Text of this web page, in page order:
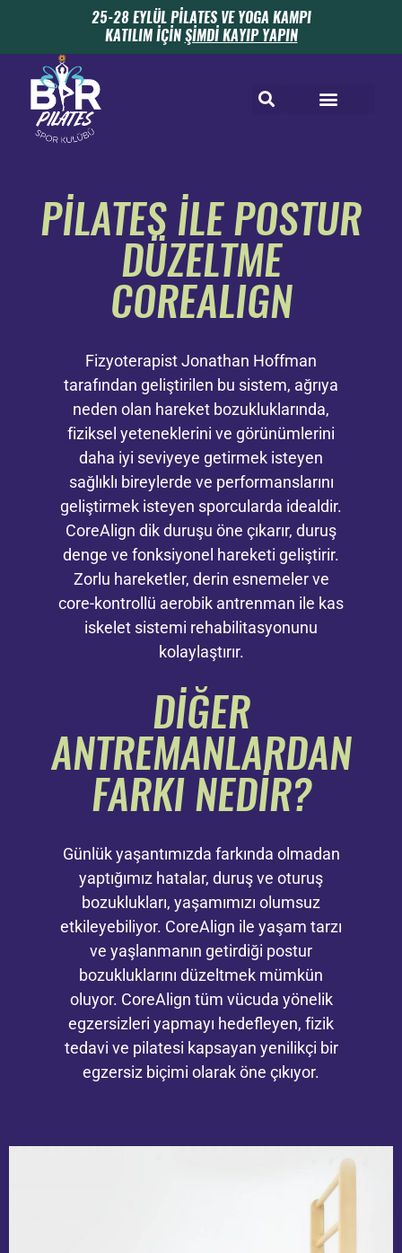
25-28 EYLÜL PİLATES VE YOGA KAMPI
KATILIM İÇİNŞİMDİ KAYIP YAPIN
PİLATES İLE POSTUR
DÜZELTME
COREALIGN
Fizyoterapist Jonathan Hoffman
tarafından geliştirilen bu sistem, ağrıya
neden olan hareket bozukluklarında,
fiziksel yeteneklerini ve görünümlerini
daha iyi seviyeye getirmek isteyen
sağlıklı bireylerde ve performanslarını
geliştirmek isteyen sporcularda idealdir.
CoreAlign dik duruşu öne çıkarır, duruş
denge ve fonksiyonel hareketi geliştirir.
Zorlu hareketler, derin esnemeler ve
core-kontrollü aerobik antrenman ile kas
iskelet sistemi rehabilitasyonunu
kolaylaştırır.
DİĞER
ANTREMANLARDAN
FARKI NEDİR?
Günlük yaşantımızda farkında olmadan
yaptığımız hatalar, duruş ve oturuş
bozuklukları, yaşamımızı olumsuz
etkileyebiliyor. CoreAlign ile yaşam tarzı
ve yaşlanmanın getirdiği postur
bozukluklarını düzeltmek mümkün
oluyor. CoreAlign tüm vücuda yönelik
egzersizleri yapmayı hedefleyen, fizik
tedavi ve pilatesi kapsayan yenilikçi bir
egzersiz biçimi olarak öne çıkıyor.